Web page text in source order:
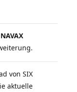
NAVAX
von SIX
aktuelle